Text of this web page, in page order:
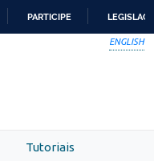
PARTICIPE
ENGLISH
Tutoriais